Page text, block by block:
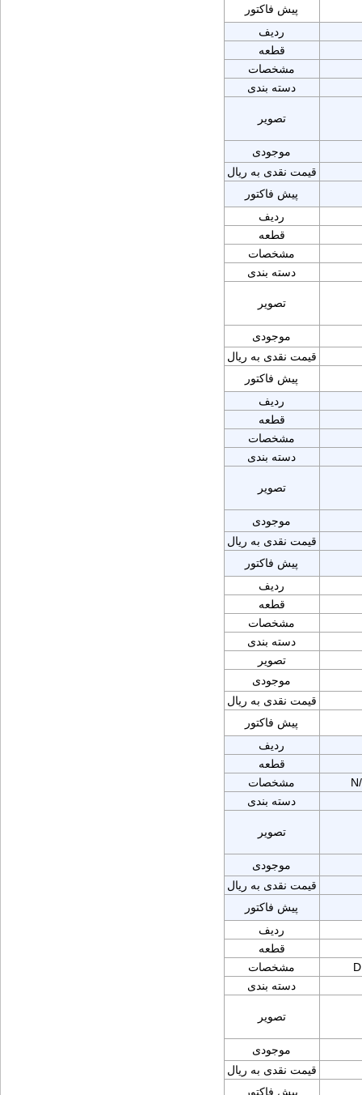
پیش فاکتور
ردیف
قطعه
مشخصات
دسته بندی
تصویر
موجودی
قیمت نقدی به ریال
پیش فاکتور
ردیف
قطعه
مشخصات
دسته بندی
تصویر
موجودی
قیمت نقدی به ریال
پیش فاکتور
ردیف
قطعه
مشخصات
دسته بندی
تصویر
موجودی
قیمت نقدی به ریال
پیش فاکتور
ردیف
قطعه
مشخصات
دسته بندی
تصویر
موجودی
قیمت نقدی به ریال
پیش فاکتور
ردیف
قطعه
مشخصات
دسته بندی
تصویر
موجودی
قیمت نقدی به ریال
پیش فاکتور
ردیف
قطعه
مشخصات
دسته بندی
تصویر
موجودی
قیمت نقدی به ریال
پیش فاکتور